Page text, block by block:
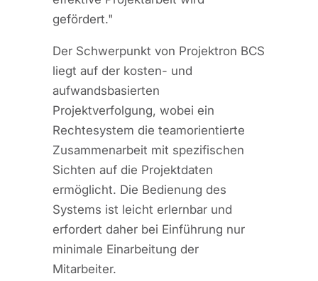
gefördert."
Der Schwerpunkt von Projektron BCS
liegt auf der kosten- und
aufwandsbasierten
Projektverfolgung, wobei ein
Rechtesystem die teamorientierte
Zusammenarbeit mit spezifischen
Sichten auf die Projektdaten
ermöglicht. Die Bedienung des
Systems ist leicht erlernbar und
erfordert daher bei Einführung nur
minimale Einarbeitung der
Mitarbeiter.